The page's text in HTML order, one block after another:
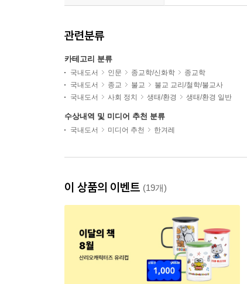
관련분류
카테고리 분류
국내도서 인문 종교학/신화학
종교학
국내도서
종교 불교
불교 교리/철학/불교사
국내도서
사회 정치 생태/환경 생태/환경 일반
수상내역 및 미디어 추천 분류
국내도서 미디어 추천 한겨레
이 상품의 이벤트 (19개)